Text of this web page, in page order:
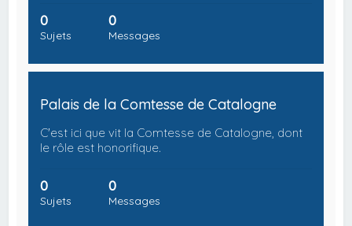
0
Sujets
0
Messages
Palais de la Comtesse de Catalogne
C'est ici que vit la Comtesse de Catalogne, dont
le rôle est honorifique.
0
Sujets
0
Messages